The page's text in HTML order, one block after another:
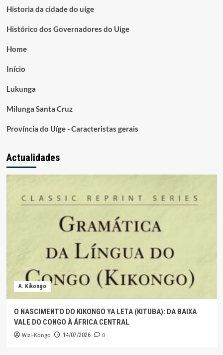
Historia da cidade do uíge
Histórico dos Governadores do Uige
Home
Início
Lukunga
Milunga Santa Cruz
Província do Uíge - Caracteristas gerais
Actualidades
A. Kikongo
O NASCIMENTO DO KIKONGO YA LETA (KITUBA): DA BAIXA
VALE DO CONGO À ÁFRICA CENTRAL
Wizi-Kongo 14/07/2026 0